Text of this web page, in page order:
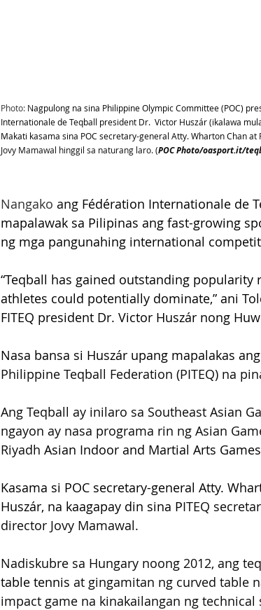
Photo: Nagpulong na sina Philippine Olympic Committee (POC)
Internationale de Teqball president Dr.  Victor Huszár (ikalawa
Makati kasama sina POC secretary-general Atty. Wharton Chan at
Jovy Mamawal hinggil sa naturang laro. (POC Photo/oasport.it/
Nangako ang Fédération Internationale de
mapalawak sa Pilipinas ang fast-growing
ng mga pangunahing international
“Teqball has gained outstanding popularity
athletes could potentially dominate,” ani
FITEQ president Dr. Victor Huszár nong
Nasa bansa si Huszár upang mapalakas
Philippine Teqball Federation (PITEQ) na
Ang Teqball ay inilaro sa Southeast Asian
ngayon ay nasa programa rin ng Asian
Riyadh Asian Indoor and Martial Arts
Kasama si POC secretary-general Atty.
Huszár, na kaagapay din sina PITEQ
director Jovy Mamawal.
Nadiskubre sa Hungary noong 2012, ang
table tennis at gingamitan ng curved table
impact game na kinakailangan ng